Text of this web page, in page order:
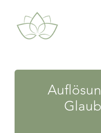
springen